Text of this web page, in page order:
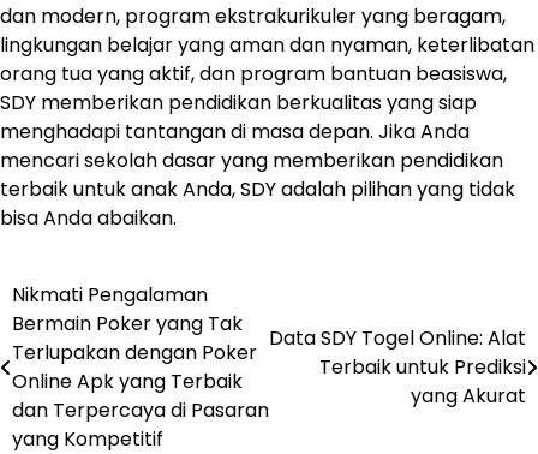
dan modern, program ekstrakurikuler yang beragam,
lingkungan belajar yang aman dan nyaman, keterlibatan
orang tua yang aktif, dan program bantuan beasiswa,
SDY memberikan pendidikan berkualitas yang siap
menghadapi tantangan di masa depan. Jika Anda
mencari sekolah dasar yang memberikan pendidikan
terbaik untuk anak Anda, SDY adalah pilihan yang tidak
bisa Anda abaikan.
Navigasi
pos
Nikmati Pengalaman
Bermain Poker yang Tak
Terlupakan dengan Poker
Online Apk yang Terbaik
dan Terpercaya di Pasaran
yang Kompetitif
Data SDY Togel Online: Alat
Terbaik untuk Prediksi
yang Akurat